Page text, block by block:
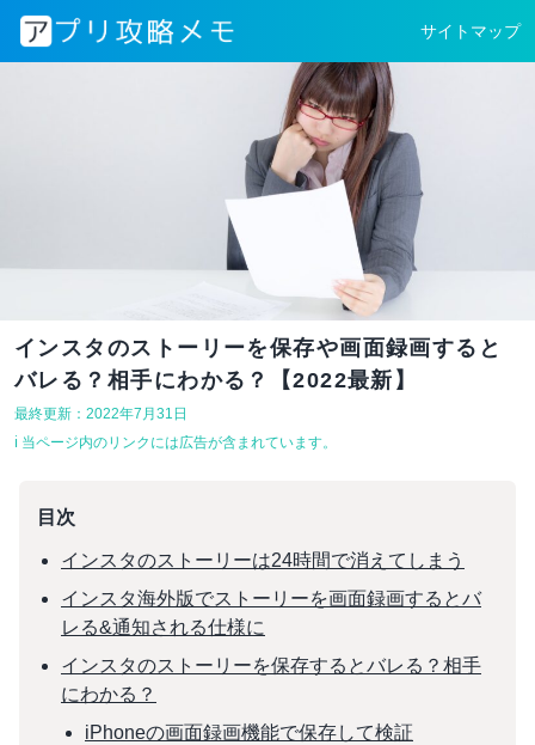
サイトマップ
インスタのストーリーを保存や画面録画すると
バレる？相手にわかる？【2022最新】
最終更新：2022年7月31日
ℹ︎ 当ページ内のリンクには広告が含まれています。
目次
インスタのストーリーは24時間で消えてしまう
インスタ海外版でストーリーを画面録画するとバ
レる&通知される仕様に
インスタのストーリーを保存するとバレる？相手
にわかる？
iPhoneの画面録画機能で保存して検証